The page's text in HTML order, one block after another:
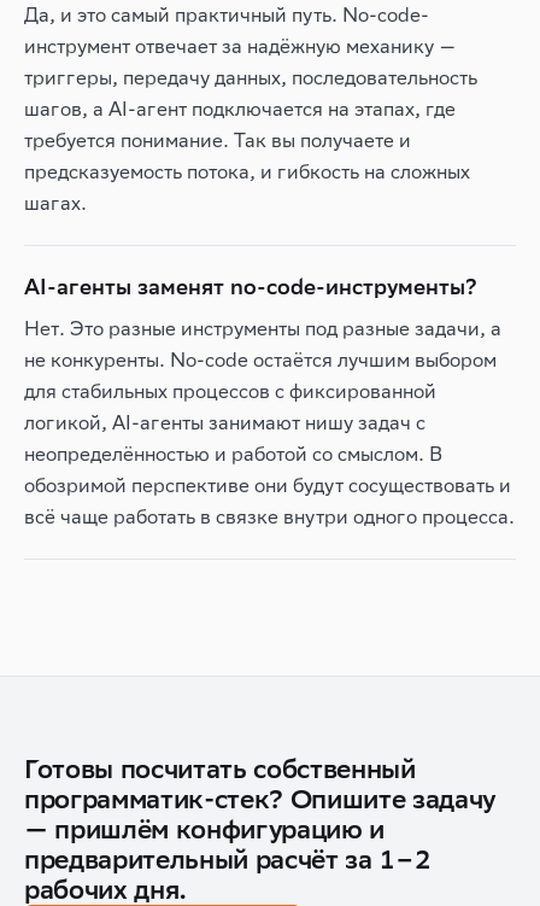
Да, и это самый практичный путь. No-code-
инструмент отвечает за надёжную механику —
триггеры, передачу данных, последовательность
шагов, а AI-агент подключается на этапах, где
требуется понимание. Так вы получаете и
предсказуемость потока, и гибкость на сложных
шагах.
AI-агенты заменят no-code-инструменты?
Нет. Это разные инструменты под разные задачи, а
не конкуренты. No-code остаётся лучшим выбором
для стабильных процессов с фиксированной
логикой, AI-агенты занимают нишу задач с
неопределённостью и работой со смыслом. В
обозримой перспективе они будут сосуществовать и
всё чаще работать в связке внутри одного процесса.
Готовы посчитать собственный
программатик-стек? Опишите задачу
— пришлём конфигурацию и
предварительный расчёт за 1–2
рабочих дня.